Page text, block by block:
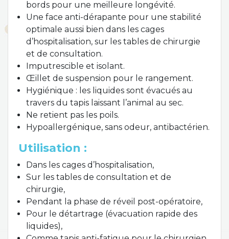
bords pour une meilleure longévité.
Une face anti-dérapante pour une stabilité
optimale aussi bien dans les cages
d’hospitalisation, sur les tables de chirurgie
et de consultation.
Imputrescible et isolant.
Œillet de suspension pour le rangement.
Hygiénique : les liquides sont évacués au
travers du tapis laissant l’animal au sec.
Ne retient pas les poils.
Hypoallergénique, sans odeur, antibactérien.
Utilisation :
Dans les cages d’hospitalisation,
Sur les tables de consultation et de
chirurgie,
Pendant la phase de réveil post-opératoire,
Pour le détartrage (évacuation rapide des
liquides),